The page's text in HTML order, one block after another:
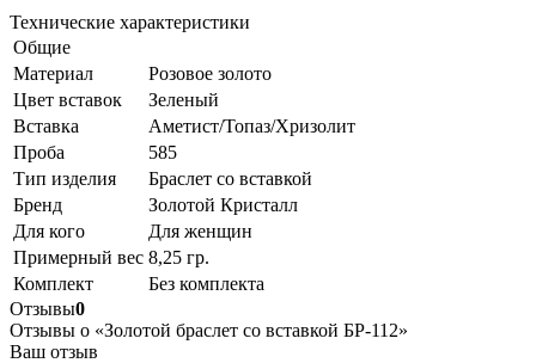
Технические характеристики
Общие
Материал
Розовое золото
Цвет вставок
Зеленый
Вставка
Аметист/Топаз/Хризолит
Проба
585
Тип изделия
Браслет со вставкой
Бренд
Золотой Кристалл
Для кого
Для женщин
Примерный вес 8,25 гр.
Комплект
Без комплекта
Отзывы0
Отзывы о «Золотой браслет со вставкой БР-112»
Ваш отзыв